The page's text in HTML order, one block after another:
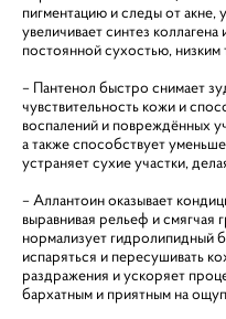
пигментацию и следы от акне,
увеличивает синтез
постоянной сухостью,
– Пантенол быстро снимает
чувствительность кожи и
воспалений и повреждённых
а также способствует
устраняет сухие участки,
– Аллантоин оказывает
выравнивая рельеф и смягчая
нормализует гидролипидный
испаряться и пересушивать
раздражения и ускоряет
бархатным и приятным на